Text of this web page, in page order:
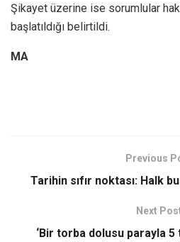
Şikayet üzerine ise sorumlular
başlatıldığı belirtildi.
MA
Previous
Tarihin sıfır noktası: Halk
Next
‘Bir torba dolusu parayla